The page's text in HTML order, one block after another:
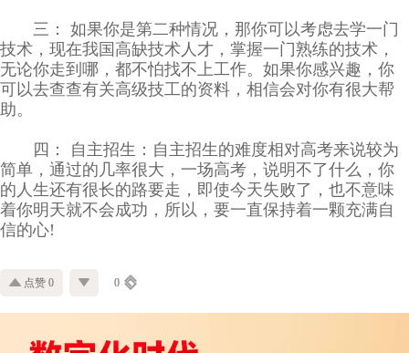
三： 如果你是第二种情况，那你可以考虑去学一门
技术，现在我国高缺技术人才，掌握一门熟练的技术，
无论你走到哪，都不怕找不上工作。如果你感兴趣，你
可以去查查有关高级技工的资料，相信会对你有很大帮
助。
四： 自主招生：自主招生的难度相对高考来说较为
简单，通过的几率很大，一场高考，说明不了什么，你
的人生还有很长的路要走，即使今天失败了，也不意味
着你明天就不会成功，所以，要一直保持着一颗充满自
信的心!
点赞 0 0